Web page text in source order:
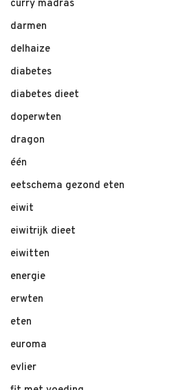
curry madras
darmen
delhaize
diabetes
diabetes dieet
doperwten
dragon
één
eetschema gezond eten
eiwit
eiwitrijk dieet
eiwitten
energie
erwten
eten
euroma
evlier